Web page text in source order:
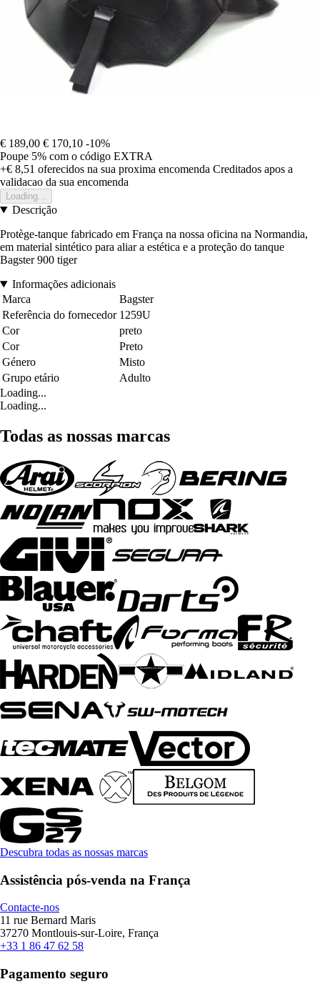
€ 189,00 € 170,10 -10%
Poupe 5% com o código EXTRA
+€ 8,51 oferecidos na sua proxima encomenda Creditados apos a
validacao da sua encomenda
Loading...
Descrição
Protège-tanque fabricado em França na nossa oficina na Normandia,
em material sintético para aliar a estética e a proteção do tanque
Bagster 900 tiger
Informações adicionais
Marca
Bagster
Referência do fornecedor 1259U
Cor
preto
Cor
Preto
Género
Misto
Grupo etário
Adulto
Loading...
Loading...
Todas as nossas marcas
Descubra todas as nossas marcas
Assistência pós-venda na França
Contacte-nos
11 rue Bernard Maris
37270 Montlouis-sur-Loire, França
+33 1 86 47 62 58
Pagamento seguro